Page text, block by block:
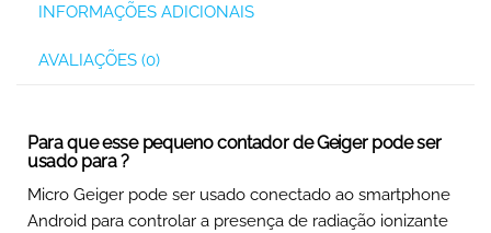
INFORMAÇÕES ADICIONAIS
AVALIAÇÕES (0)
Para que esse pequeno contador de Geiger pode ser
usado para ?
Micro Geiger pode ser usado conectado ao smartphone
Android para controlar a presença de radiação ionizante